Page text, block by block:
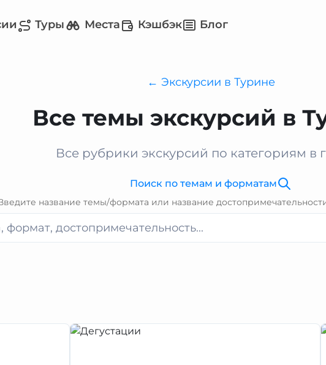
Туры Места Кэшбэк Блог
← Экскурсии в Турине
Все темы экскурсий в
Все рубрики экскурсий по категориям в
Поиск по темам и форматам
название темы/формата или название